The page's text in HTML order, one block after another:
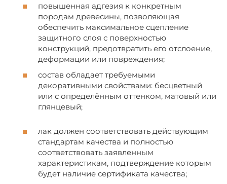
повышенная адгезия к конкретным
породам древесины, позволяющая
обеспечить максимальное сцепление
защитного слоя с поверхностью
конструкций, предотвратить его отслоение,
деформации или повреждения;
состав обладает требуемыми
декоративными свойствами: бесцветный
или с определённым оттенком, матовый или
глянцевый;
лак должен соответствовать действующим
стандартам качества и полностью
соответствовать заявленным
характеристикам, подтверждение которым
будет наличие сертификата качества;